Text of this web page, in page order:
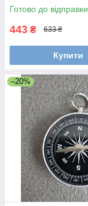
Готово до відправки
443 ₴ 633 ₴
Купити
–20%